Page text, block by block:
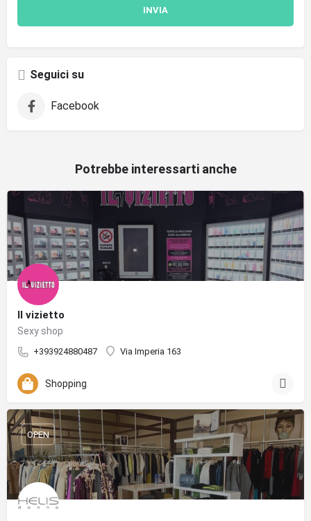
Seguici su
Facebook
Potrebbe interessarti anche
Il vizietto
Sexy shop
‪+393924880487‬ Via Imperia 163
Shopping
OPEN